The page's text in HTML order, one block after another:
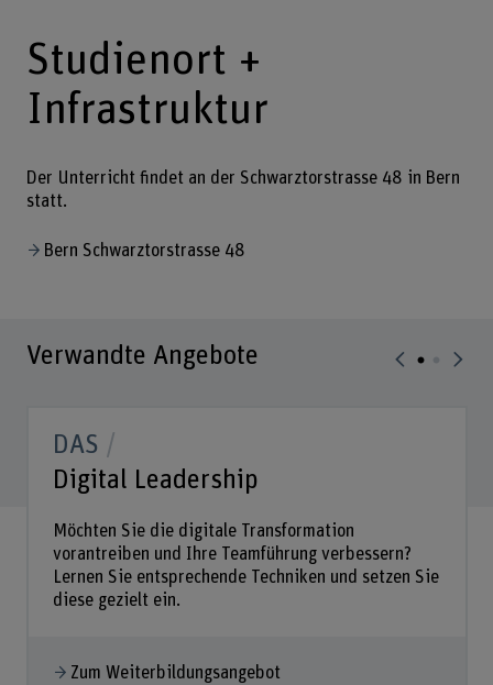
Studienort +
Infrastruktur
Der Unterricht findet an der Schwarztorstrasse 48 in Bern
statt.
Bern Schwarztorstrasse 48
Verwandte Angebote
DAS
Digital Leadership
Möchten Sie die digitale Transformation
vorantreiben und Ihre Teamführung verbessern?
Lernen Sie entsprechende Techniken und setzen Sie
diese gezielt ein.
Zum Weiterbildungsangebot